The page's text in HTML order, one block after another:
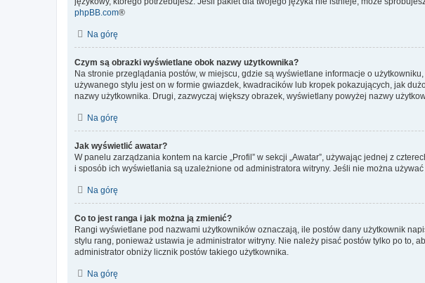
phpBB.com®
Na górę
Czym są obrazki wyświetlane obok nazwy użytkownika?
Na stronie przeglądania postów, w miejscu, gdzie są wyświetlane informacje o
używanego stylu jest on w formie gwiazdek, kwadracików lub kropek pokazujących, jak
nazwy użytkownika. Drugi, zazwyczaj większy obrazek, wyświetlany powyżej nazwy
Na górę
Jak wyświetlić awatar?
W panelu zarządzania kontem na karcie „Profil” w sekcji „Awatar”, używając jednej z
i sposób ich wyświetlania są uzależnione od administratora witryny. Jeśli nie można
Na górę
Co to jest ranga i jak można ją zmienić?
Rangi wyświetlane pod nazwami użytkowników oznaczają, ile postów dany użytkownik
stylu rang, ponieważ ustawia je administrator witryny. Nie należy pisać postów tylko po to,
administrator obniży licznik postów takiego użytkownika.
Na górę